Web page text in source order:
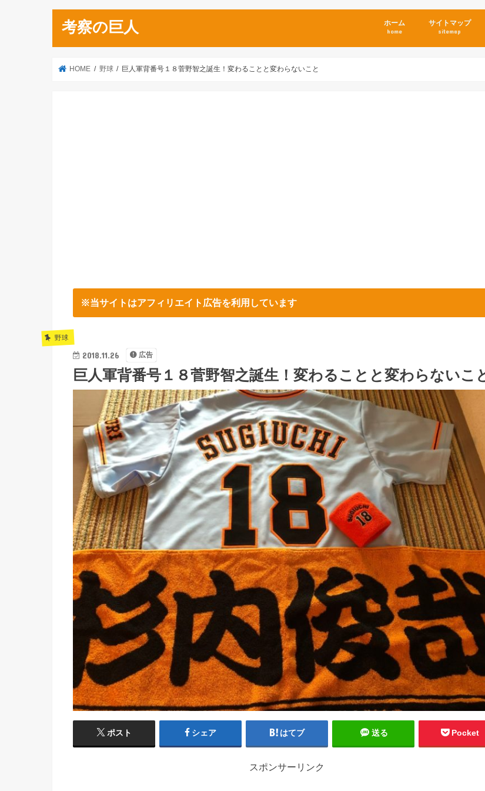
考察の巨人 ホーム
home
サイトマップ
sitemap
HOME 野球 巨人軍背番号１８菅野智之誕生！変わることと変わらないこと
※当サイトはアフィリエイト広告を利用しています
野球
2018.11.26 広告
巨人軍背番号１８菅野智之誕生！変わることと変わらないこ
ポスト シェア はてブ 送る Pocket
スポンサーリンク